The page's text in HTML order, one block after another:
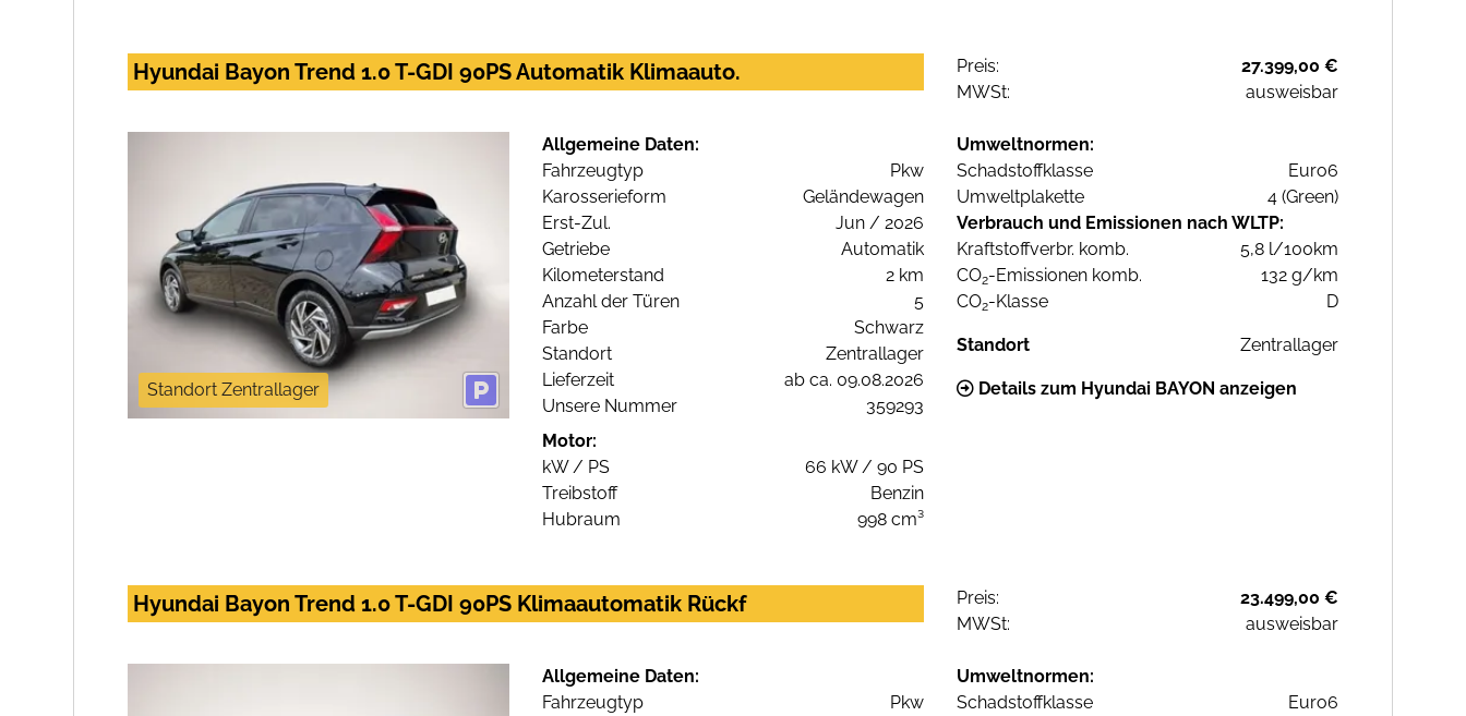
Hyundai Bayon Trend 1.0 T-GDI 90PS Automatik Klimaauto. Preis:
27.399,00 €
MWSt:
ausweisbar
Standort Zentrallager
Allgemeine Daten:
Fahrzeugtyp
Pkw
Karosserieform
Geländewagen
Erst-Zul.
Jun / 2026
Getriebe
Automatik
Kilometerstand
2 km
Anzahl der Türen
5
Farbe
Schwarz
Standort
Zentrallager
Lieferzeit
ab ca. 09.08.2026
Unsere Nummer
359293
Motor:
kW / PS
66 kW / 90 PS
Treibstoff
Benzin
Hubraum
998 cm³
Umweltnormen:
Schadstoffklasse
Euro6
Umweltplakette
4 (Green)
Verbrauch und Emissionen nach WLTP:
Kraftstoffverbr. komb.
5,8 l/100km
CO2-Emissionen komb.
132 g/km
CO2-Klasse D
Standort Zentrallager
Details zum Hyundai BAYON anzeigen
Hyundai Bayon Trend 1.0 T-GDI 90PS Klimaautomatik Rückf Preis:
23.499,00 €
MWSt:
ausweisbar
Allgemeine Daten:
Fahrzeugtyp
Pkw
Umweltnormen:
Schadstoffklasse
Euro6